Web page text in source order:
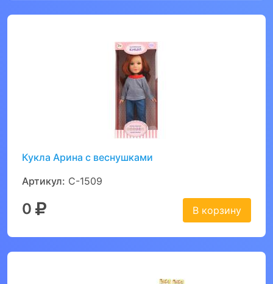
Кукла Арина с веснушками
Артикул: С-1509
0 В корзину